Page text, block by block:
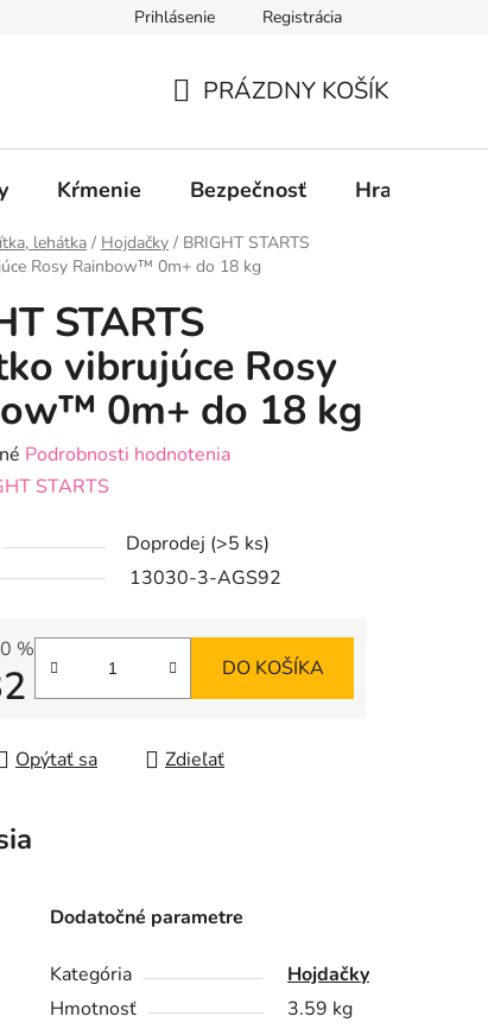
Prihlásenie Registrácia
KOŠÍK
PRÁZDNY KOŠÍK
Kŕmenie Bezpečnosť Hračky
lehátka / Hojdačky / BRIGHT STARTS
Rosy Rainbow™ 0m+ do 18 kg
STARTS
vibrujúce Rosy
0m+ do 18 kg
Podrobnosti hodnotenia
STARTS
Doprodej (>5 ks)
13030-3-AGS92
%
DO KOŠÍKA
Opýtať sa Zdieľať
Dodatočné parametre
Kategória
Hojdačky
Hmotnosť
3.59 kg